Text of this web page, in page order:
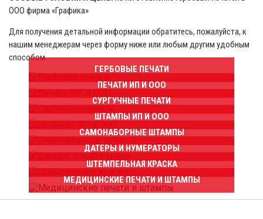
ООО фирма «Графика»
Для получения детальной информации обратитесь, пожалуйста, к
нашим менеджерам через форму ниже или любым другим удобным
способом.
ГЕРБОВЫЕ ПЕЧАТИ
ПЕЧАТИ ИП И ООО
СУРГУЧНЫЕ ПЕЧАТИ
ШТАМПЫ ИП И ООО
САМОНАБОРНЫЕ ШТАМПЫ
ДАТЕРЫ И НУМЕРАТОРЫ
ШТЕМПЕЛЬНАЯ КРАСКА
МЕДИЦИНСКИЕ ПЕЧАТИ И ШТАМПЫ